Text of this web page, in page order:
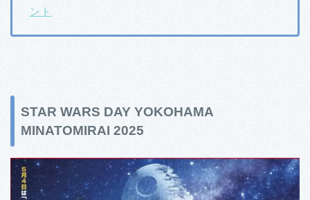
ント
STAR WARS DAY YOKOHAMA
MINATOMIRAI 2025